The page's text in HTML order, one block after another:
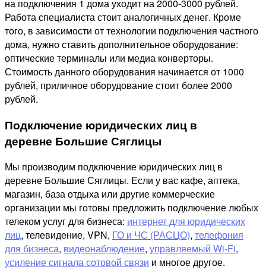
на подключения 1 дома уходит на 2000-3000 рублей.
Работа специалиста стоит аналогичных денег. Кроме
того, в зависимости от технологии подключения частного
дома, нужно ставить дополнительное оборудование:
оптические терминалы или медиа конверторы.
Стоимость данного оборудования начинается от 1000
рублей, приличное оборудование стоит более 2000
рублей.
Подключение юридических лиц в
деревне Большие Сяглицы
Мы производим подключение юридических лиц в
деревне Большие Сяглицы. Если у вас кафе, аптека,
магазин, база отдыха или другие коммерческие
организации мы готовы предложить подключение любых
телеком услуг для бизнеса: интернет для юридических
лиц, телевидение, VPN, ГО и ЧС (РАСЦО), телефония
для бизнеса, видеонаблюдение, управляемый Wi-Fi,
усиление сигнала сотовой связи и многое другое.